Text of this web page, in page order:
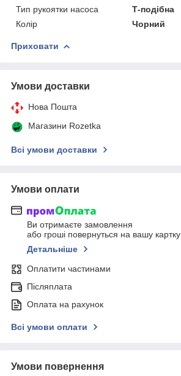
Тип рукоятки насоса
Т-подібна
Колір
Чорний
Приховати
Умови доставки
Нова Пошта
Магазини Rozetka
Всі умови доставки
Умови оплати
Ви отримаєте замовлення
або гроші повернуться на вашу картку
Детальніше
Оплатити частинами
Післяплата
Оплата на рахунок
Всі умови оплати
Умови повернення